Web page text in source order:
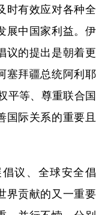
时有效应对各种全
展中国家利益。伊
议的提出是朝着更
塞拜疆总统阿利耶
平等、尊重联合国
国际关系的重要且
议、全球安全倡
界贡献的又一重要